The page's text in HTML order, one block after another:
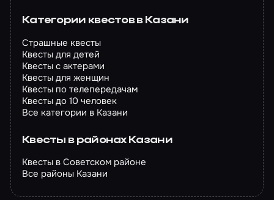
Категории квестов в Казани
Страшные квесты
Квесты для детей
Квесты с актерами
Квесты для женщин
Квесты по телепередачам
Квесты до 10 человек
Все категории в Казани
Квесты в районах Казани
Квесты в Советском районе
Все районы Казани